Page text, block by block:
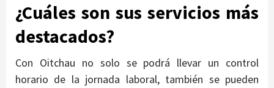
¿Cuáles son sus servicios más
destacados?
Con Oitchau no solo se podrá llevar un control
horario de la jornada laboral, también se pueden